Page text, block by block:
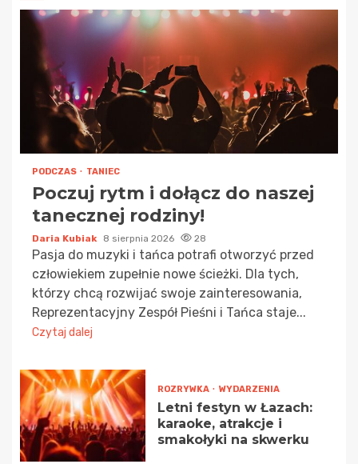
PODCZAS TANIEC
Poczuj rytm i dołącz do naszej
tanecznej rodziny!
Daria Kubiak 8 sierpnia 2026 28
Pasja do muzyki i tańca potrafi otworzyć przed
człowiekiem zupełnie nowe ścieżki. Dla tych,
którzy chcą rozwijać swoje zainteresowania,
Reprezentacyjny Zespół Pieśni i Tańca staje...
Czytaj dalej
ROZRYWKA WYDARZENIA
Letni festyn w Łazach:
karaoke, atrakcje i
smakołyki na skwerku